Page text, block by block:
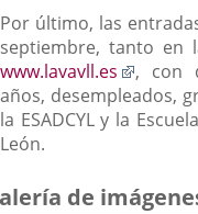
Por último, las
septiembre, tanto en
www.lavavll.es
Enlace
a
una
, con
años, desempleados,
la ESADCYL y la
León.
de